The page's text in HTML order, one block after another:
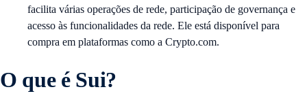
facilita várias operações de rede, participação de governança e
acesso às funcionalidades da rede. Ele está disponível para
compra em plataformas como a Crypto.com.
O que é Sui?